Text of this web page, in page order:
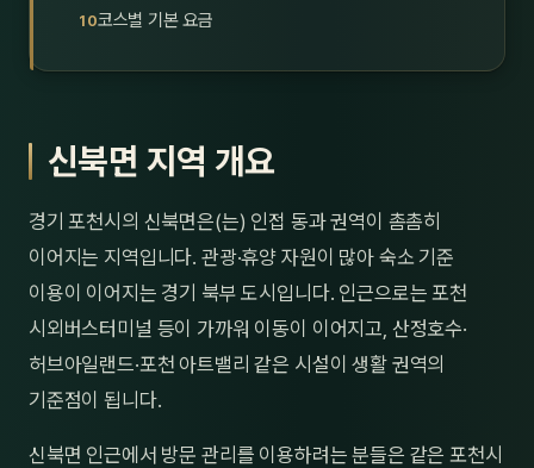
울산
24
코스별 기본 요금
신북면 지역 개요
경기 포천시의 신북면은(는) 인접 동과 권역이 촘촘히
이어지는 지역입니다. 관광·휴양 자원이 많아 숙소 기준
이용이 이어지는 경기 북부 도시입니다. 인근으로는 포천
시외버스터미널 등이 가까워 이동이 이어지고, 산정호수·
허브아일랜드·포천 아트밸리 같은 시설이 생활 권역의
기준점이 됩니다.
신북면 인근에서 방문 관리를 이용하려는 분들은 같은 포천시